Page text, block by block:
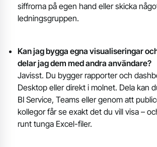
siffrorna på egen hand eller skicka
ledningsgruppen.
Kan jag bygga egna visualiseringar
delar jag dem med andra användare?
Javisst. Du bygger rapporter och
Desktop eller direkt i molnet. Dela kan
BI Service, Teams eller genom att
kollegor får se exakt det du vill visa –
runt tunga Excel-filer.